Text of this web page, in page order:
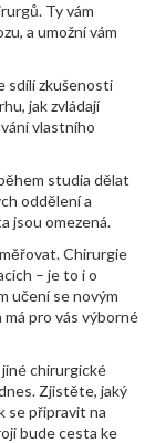
Ty vám
a umožní vám
sdílí zkušenosti
jak zvládají
vlastního
studia dělat
oddělení a
jsou omezená.
Chirurgie
– je to i o
učení se novým
pro vás výborné
chirurgické
Zjistěte, jaký
se připravit na
bude cesta ke